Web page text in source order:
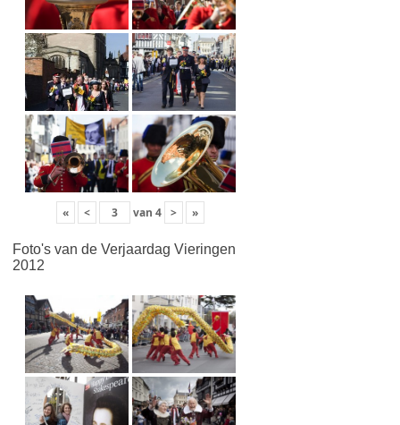
« < van 4 > »
Foto's van de Verjaardag Vieringen
2012